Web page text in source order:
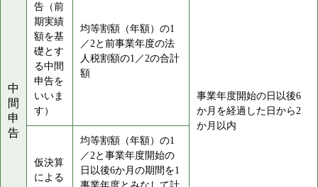
中
間
申
告
告（前
期実績
額を基
礎とす
る中間
申告を
いいま
す）
均等割額（年額）の1
／2と前事業年度の法
人税割額の1／2の合計
額
事業年度開始の日以後6
か月を経過した日から2
か月以内
仮決算
による
均等割額（年額）の1
／2と事業年度開始の
日以後6か月の期間を1